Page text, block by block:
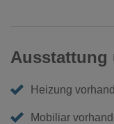
Ausstattung
Heizung
Mobiliar